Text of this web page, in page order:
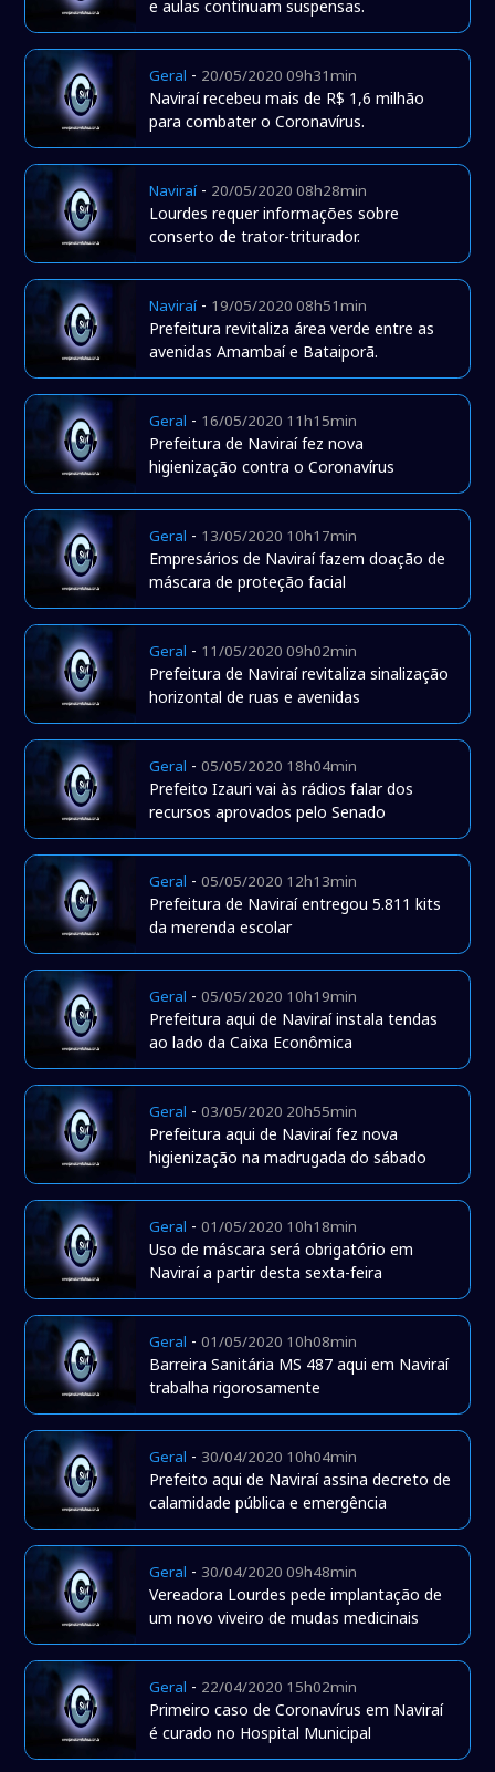
e aulas continuam suspensas.
Geral - 20/05/2020 09h31min
Naviraí recebeu mais de R$ 1,6 milhão
para combater o Coronavírus.
Naviraí- 20/05/2020 08h28min
Lourdes requer informações sobre
conserto de trator-triturador.
Naviraí- 19/05/2020 08h51min
Prefeitura revitaliza área verde entre as
avenidas Amambaí e Bataiporã.
Geral - 16/05/2020 11h15min
Prefeitura de Naviraí fez nova
higienização contra o Coronavírus
Geral - 13/05/2020 10h17min
Empresários de Naviraí fazem doação de
máscara de proteção facial
Geral - 11/05/2020 09h02min
Prefeitura de Naviraí revitaliza sinalização
horizontal de ruas e avenidas
Geral -05/05/2020 18h04min
Prefeito Izauri vai às rádios falar dos
recursos aprovados pelo Senado
Geral -05/05/2020 12h13min
Prefeitura de Naviraí entregou 5.811 kits
da merenda escolar
Geral -05/05/2020 10h19min
Prefeitura aqui de Naviraí instala tendas
ao lado da Caixa Econômica
Geral -03/05/2020 20h55min
Prefeitura aqui de Naviraí fez nova
higienização na madrugada do sábado
Geral -01/05/2020 10h18min
Uso de máscara será obrigatório em
Naviraí a partir desta sexta-feira
Geral -01/05/2020 10h08min
Barreira Sanitária MS 487 aqui em Naviraí
trabalha rigorosamente
Geral - 30/04/2020 10h04min
Prefeito aqui de Naviraí assina decreto de
calamidade pública e emergência
Geral - 30/04/2020 09h48min
Vereadora Lourdes pede implantação de
um novo viveiro de mudas medicinais
Geral - 22/04/2020 15h02min
Primeiro caso de Coronavírus em Naviraí
é curado no Hospital Municipal